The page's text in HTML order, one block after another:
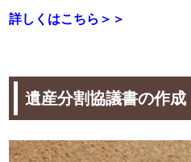
詳しくはこちら＞＞
遺産分割協議書の作成